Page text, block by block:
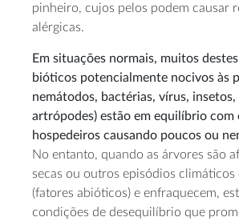
pinheiro, cujos pelos podem causar
alérgicas.
Em situações normais, muitos
bióticos potencialmente nocivos às
nemátodos, bactérias, vírus,
artrópodes) estão em equilíbrio com
hospedeiros causando poucos ou
No entanto, quando as árvores são
secas ou outros episódios climáticos
(fatores abióticos) e enfraquecem,
condições de desequilíbrio que